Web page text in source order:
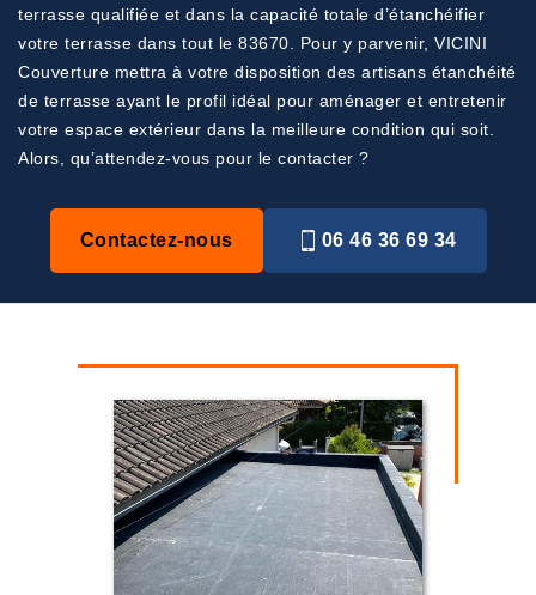
terrasse qualifiée et dans la capacité totale d’étanchéifier
votre terrasse dans tout le 83670. Pour y parvenir, VICINI
Couverture mettra à votre disposition des artisans étanchéité
de terrasse ayant le profil idéal pour aménager et entretenir
votre espace extérieur dans la meilleure condition qui soit.
Alors, qu’attendez-vous pour le contacter ?
Contactez-nous 06 46 36 69 34